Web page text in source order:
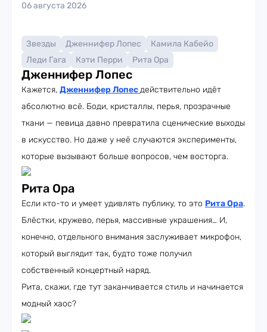
06 августа 2026
Звезды Дженнифер Лопес
Камила Кабейо
Леди Гага
Кэти Перри Рита Ора
Дженнифер Лопес
Кажется, Дженнифер Лопесдействительно идёт
абсолютно всё. Боди, кристаллы, перья, прозрачные
ткани — певица давно превратила сценические выходы
в искусство. Но даже у неё случаются эксперименты,
которые вызывают больше вопросов, чем восторга.
Рита Ора
Если кто-то и умеет удивлять публику, то это Рита Ора.
Блёстки, кружево, перья, массивные украшения… И,
конечно, отдельного внимания заслуживает микрофон,
который выглядит так, будто тоже получил
собственный концертный наряд.
Рита, скажи, где тут заканчивается стиль и начинается
модный хаос?